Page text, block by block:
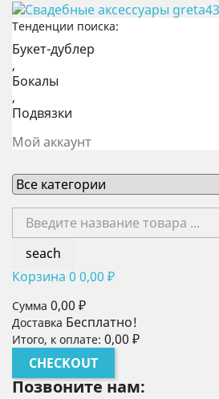
Тенденции поиска:
Букет-дублер
,
Бокалы
,
Подвязки
Мой аккаунт
seach
Корзина 0 0,00 ₽
Сумма 0,00 ₽
Доставка Бесплатно!
Итого, к оплате: 0,00 ₽
CHECKOUT
Позвоните нам: